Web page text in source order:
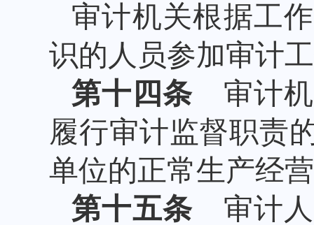
审计机关根据工
识的人员参加审计
第十四条 审计机
履行审计监督职责
单位的正常生产经
第十五条 审计人